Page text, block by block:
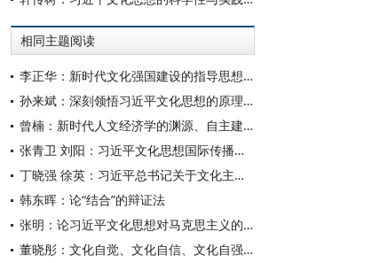
相同主题阅读
李正华：新时代文化强国建设的指导思想、实践成效与重大意义
孙来斌：深刻领悟习近平文化思想的原理性贡献
曾楠：新时代人文经济学的渊源、自主建构及其对西方经济学的批判超越
张青卫 刘阳：习近平文化思想国际传播的现实挑战与应对策略
丁晓强 徐英：习近平总书记关于文化主体性的重要论述的深刻内涵与原创性贡献
韩东晖：论“结合”的辩证法
张明：论习近平文化思想对马克思主义的原理性贡献
董晓彤：文化自觉、文化自信、文化自强——理解习近平文化思想的三重视角